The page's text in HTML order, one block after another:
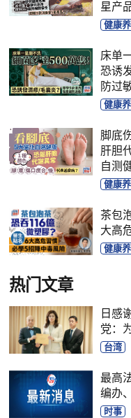
星产
健康
床单
恐诱
防过
健康
脚底
肝胆
自测
健康
茶包
大高
健康
热门文章
日感
党：
台湾
最高
编办
时事